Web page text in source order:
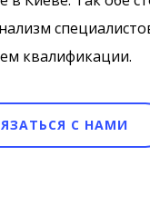
квалификации.
С НАМИ